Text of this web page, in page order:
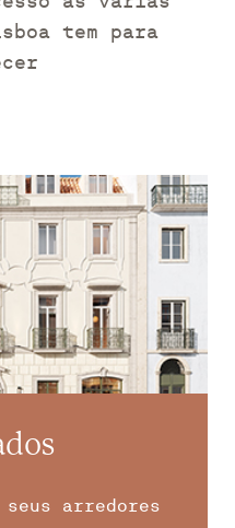
tem para
seus arredores